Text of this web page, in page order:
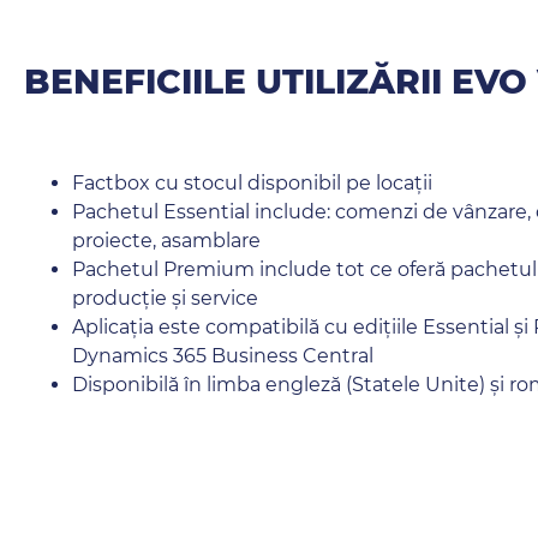
BENEFICIILE UTILIZĂRII
Factbox cu stocul disponibil pe locații
Pachetul Essential include: comenzi de
proiecte, asamblare
Pachetul Premium include tot ce oferă pachetul
producție și service
Aplicația este compatibilă cu edițiile Essential și
Dynamics 365 Business Central
Disponibilă în limba engleză (Statele Unite) și